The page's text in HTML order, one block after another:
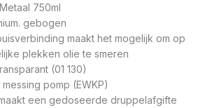
750ml
gebogen
maakt het mogelijk om op
plekken olie te smeren
(01 130)
pomp (EWKP)
een gedoseerde druppelafgifte